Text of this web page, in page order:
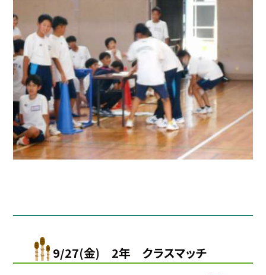
9/27(金) 2年 クラスマッチ